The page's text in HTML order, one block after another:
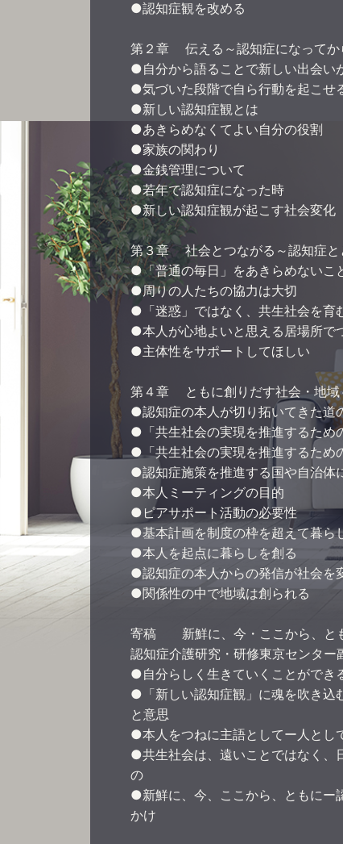
●認知症観を改める
第２章 伝える～認知症になってか
●自分から語ることで新しい出会い
●気づいた段階で自ら行動を起こせ
●新しい認知症観とは
●あきらめなくてよい自分の役割
●家族の関わり
●金銭管理について
●若年で認知症になった時
●新しい認知症観が起こす社会変化
第３章 社会とつながる～認知症と
●「普通の毎日」をあきらめないこ
●周りの人たちの協力は大切
●「迷惑」ではなく、共生社会を育
●本人が心地よいと思える居場所で
●主体性をサポートしてほしい
第４章 ともに創りだす社会・地域
●認知症の本人が切り拓いてきた道
●「共生社会の実現を推進するため
●「共生社会の実現を推進するため
●認知症施策を推進する国や自治体
●本人ミーティングの目的
●ピアサポート活動の必要性
●基本計画を制度の枠を超えて暮ら
●本人を起点に暮らしを創る
●認知症の本人からの発信が社会を
●関係性の中で地域は創られる
寄稿 新鮮に、今・ここから、と
認知症介護研究・研修東京センタ
●自分らしく生きていくことができ
●「新しい認知症観」に魂を吹き込
と意思
●本人をつねに主語としてー人とし
●共生社会は、遠いことではなく、
の
●新鮮に、今、ここから、ともにー
かけ